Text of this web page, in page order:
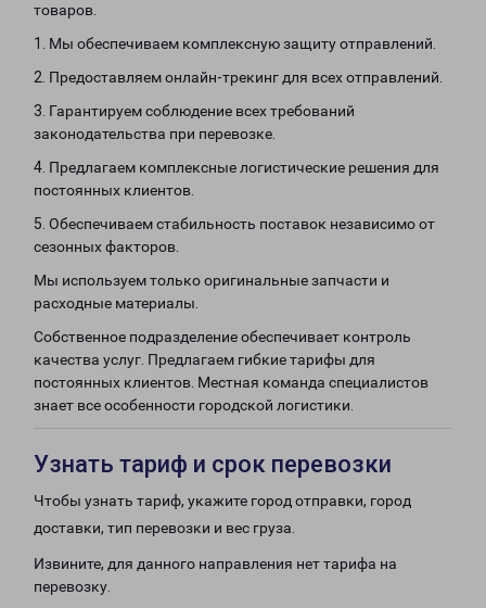
товаров.
1. Мы обеспечиваем комплексную защиту отправлений.
2. Предоставляем онлайн-трекинг для всех отправлений.
3. Гарантируем соблюдение всех требований
законодательства при перевозке.
4. Предлагаем комплексные логистические решения для
постоянных клиентов.
5. Обеспечиваем стабильность поставок независимо от
сезонных факторов.
Мы используем только оригинальные запчасти и
расходные материалы.
Собственное подразделение обеспечивает контроль
качества услуг. Предлагаем гибкие тарифы для
постоянных клиентов. Местная команда специалистов
знает все особенности городской логистики.
Узнать тариф и срок перевозки
Чтобы узнать тариф, укажите город отправки, город
доставки, тип перевозки и вес груза.
Извините, для данного направления нет тарифа на
перевозку.